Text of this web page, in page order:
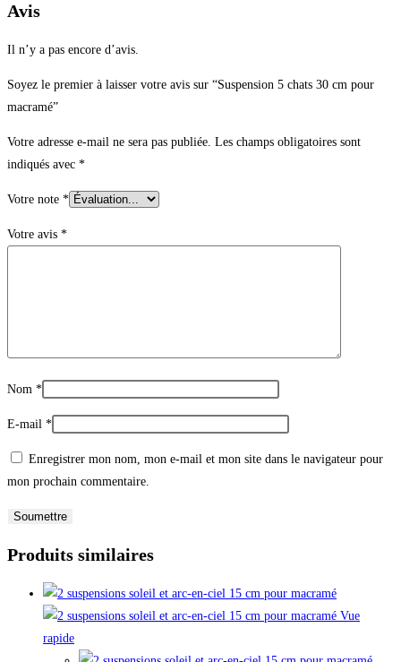
Avis
Il n’y a pas encore d’avis.
Soyez le premier à laisser votre avis sur “Suspension 5 chats 30 cm pour
macramé”
Votre adresse e-mail ne sera pas publiée. Les champs obligatoires sont
indiqués avec *
Votre note *
Votre avis *
Nom *
E-mail *
Enregistrer mon nom, mon e-mail et mon site dans le navigateur pour
mon prochain commentaire.
Produits similaires
Vue
rapide